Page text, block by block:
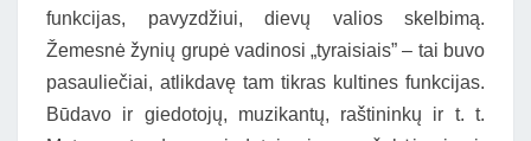
funkcijas, pavyzdžiui, dievų valios skelbimą.
Žemesnė žynių grupė vadinosi „tyraisiais” – tai buvo
pasauliečiai, atlikdavę tam tikras kultines funkcijas.
Būdavo ir giedotojų, muzikantų, raštininkų ir t. t.